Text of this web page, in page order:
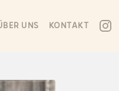
UNS KONTAKT